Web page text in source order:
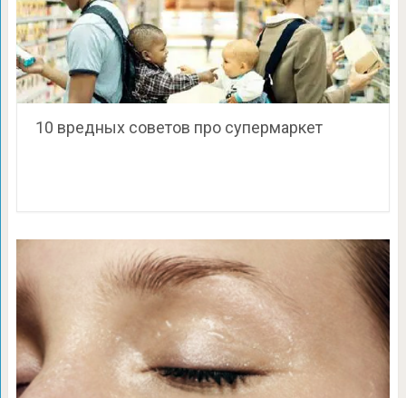
10 вредных советов про супермаркет